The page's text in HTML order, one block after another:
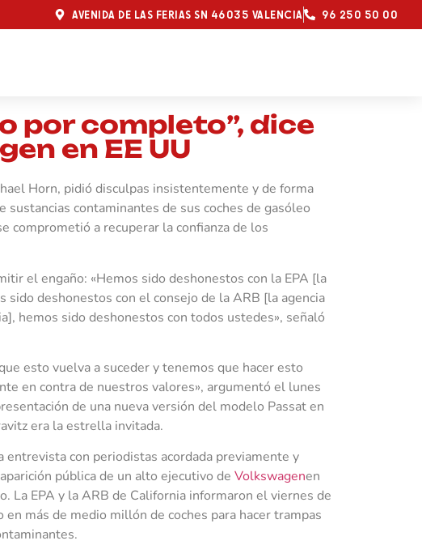
AVENIDA DE LAS FERIAS SN 46035 VALENCIA 96 250 50 00
por completo”, dice
en EE UU
Horn, pidió disculpas insistentemente y de forma
contaminantes de sus coches de gasóleo
comprometió a recuperar la confianza de los
el engaño: «Hemos sido deshonestos con la EPA [la
deshonestos con el consejo de la ARB [la agencia
hemos sido deshonestos con todos ustedes», señaló
esto vuelva a suceder y tenemos que hacer esto
en contra de nuestros valores», argumentó el lunes
de una nueva versión del modelo Passat en
era la estrella invitada.
con periodistas acordada previamente y
pública de un alto ejecutivo de Volkswagenen
La EPA y la ARB de California informaron el viernes de
más de medio millón de coches para hacer trampas